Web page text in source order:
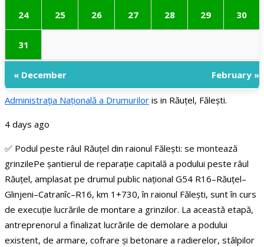
24 25 26 27 28 29 30
31
« December February »
Administraţia Națională a Drumurilor is in Răuțel, Fălești.
4 days ago
✅ Podul peste râul Răuțel din raionul Fălești: se montează
grinzilePe șantierul de reparație capitală a podului peste râul
Răuțel, amplasat pe drumul public național G54 R16–Răuțel–
Glinjeni–Catranîc–R16, km 1+730, în raionul Fălești, sunt în curs
de execuție lucrările de montare a grinzilor. La această etapă,
antreprenorul a finalizat lucrările de demolare a podului
existent, de armare, cofrare și betonare a radierelor, stâlpilor